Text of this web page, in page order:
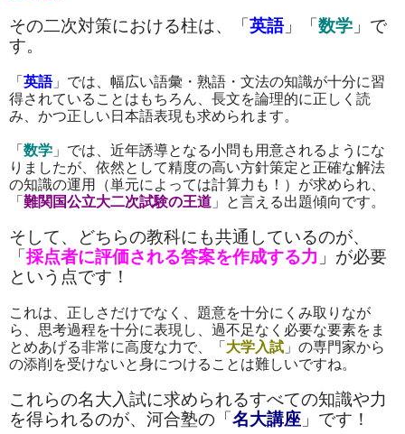
その二次対策における柱は、「 英語」「 数学 」で
す。
「 英語」では、幅広い語彙・熟語・文法の知識が十分に習
得されていることはもちろん、長文を論理的に正しく読
み、かつ正しい日本語表現も求められます。
「 数学 」では、近年誘導となる小問も用意されるようにな
りましたが、依然として精度の高い方針策定と正確な解法
の知識の運用（単元によっては計算力も！）が求められ、
「 難関国公立大二次試験の王道 」と言える出題傾向です。
そして、どちらの教科にも共通しているのが、
「 採点者に評価される答案を作成する力 」が必要
という点です！
これは、正しさだけでなく、題意を十分にくみ取りなが
ら、思考過程を十分に表現し、過不足なく必要な要素をま
とめあげる非常に高度な力で、「 大学入試 」の専門家から
の添削を受けないと身につけることは難しいですね。
これらの名大入試に求められるすべての知識や力
を得られるのが、河合塾の「 名大講座 」です！